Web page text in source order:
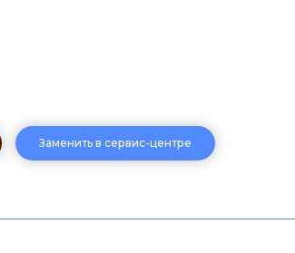
Заменить в сервис-центре